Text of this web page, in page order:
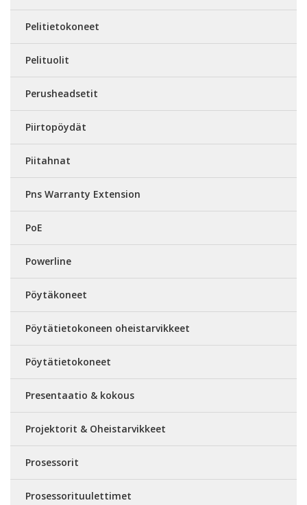
Pelitietokoneet
Pelituolit
Perusheadsetit
Piirtopöydät
Piitahnat
Pns Warranty Extension
PoE
Powerline
Pöytäkoneet
Pöytätietokoneen oheistarvikkeet
Pöytätietokoneet
Presentaatio & kokous
Projektorit & Oheistarvikkeet
Prosessorit
Prosessorituulettimet